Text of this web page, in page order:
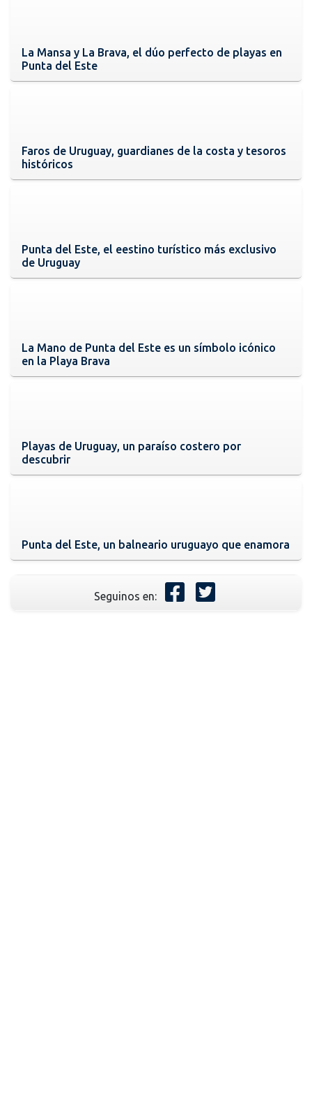
La Mansa y La Brava, el dúo perfecto de playas en
Punta del Este
Faros de Uruguay, guardianes de la costa y tesoros
históricos
Punta del Este, el eestino turístico más exclusivo
de Uruguay
La Mano de Punta del Este es un símbolo icónico
en la Playa Brava
Playas de Uruguay, un paraíso costero por
descubrir
Punta del Este, un balneario uruguayo que enamora
Seguinos en: